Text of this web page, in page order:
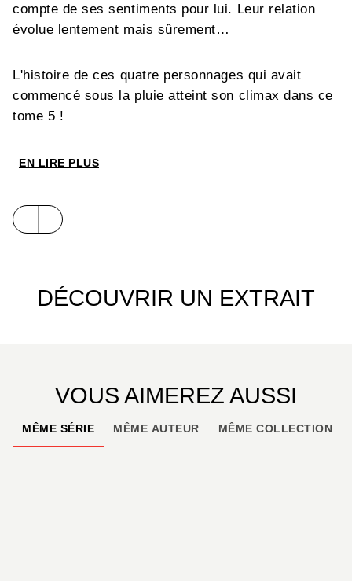
compte de ses sentiments pour lui. Leur relation
évolue lentement mais sûrement…
L'histoire de ces quatre personnages qui avait
commencé sous la pluie atteint son climax dans ce
tome 5 !
EN LIRE PLUS
DÉCOUVRIR UN EXTRAIT
VOUS AIMEREZ AUSSI
MÊME SÉRIE MÊME AUTEUR MÊME COLLECTION